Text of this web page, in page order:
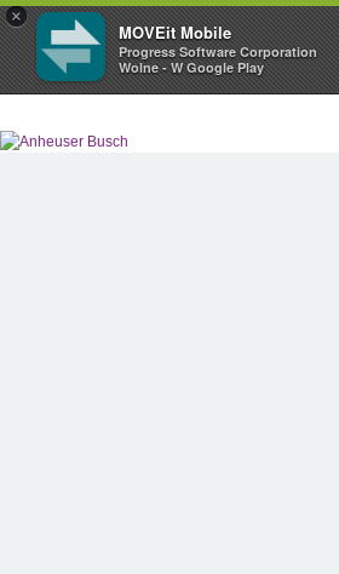
×
MOVEit Mobile
Progress Software Corporation
Wolne - W Google Play